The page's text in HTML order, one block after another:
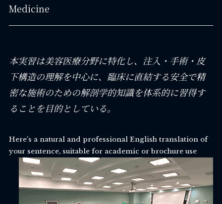
Medicine
本実習は美容医療分野に特化し、注入・手術・皮
下構造の理解を中心に、臨床に直結する安全で精
密な施術のための解剖学的知識を体系的に習得す
ることを目的としている。
Here’s a natural and professional English translation of
your sentence, suitable for academic or brochure use